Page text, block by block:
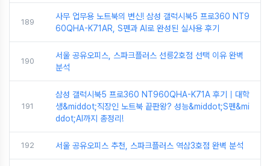
189
사무 업무용 노트북의 변신! 삼성 갤럭시북5 프로360 NT9
60QHA-K71AR, S펜과 AI로 완성된 실사용 후기
190
서울 공유오피스, 스파크플러스 선릉2호점 선택 이유 완벽
분석
191
삼성 갤럭시북5 프로360 NT960QHA-K71A 후기｜대학
생&middot;직장인 노트북 끝판왕? 성능&middot;S펜&mi
ddot;AI까지 총정리!
192 서울 공유오피스 추천, 스파크플러스 역삼3호점 완벽 분석